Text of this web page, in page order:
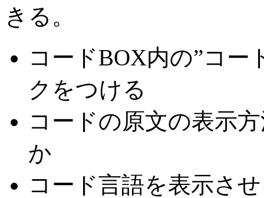
きる。
コードBOX内の”コー
クをつける
コードの原文の表示
か
コード言語を表示さ